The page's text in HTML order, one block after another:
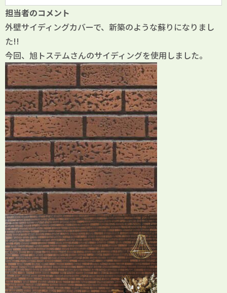
担当者のコメント
外壁サイディングカバーで、新築のような蘇りになりまし
た!!
今回、旭トステムさんのサイディングを使用しました。